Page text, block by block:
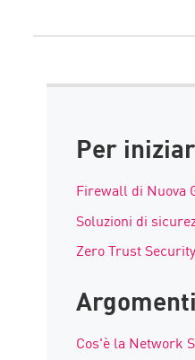
Per
Firewall di Nuova
Soluzioni di
Zero Trust Security
Cos'è la Network